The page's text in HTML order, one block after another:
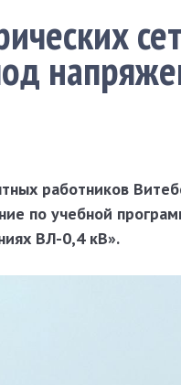
работников
по учебной
ВЛ-0,4 кВ».